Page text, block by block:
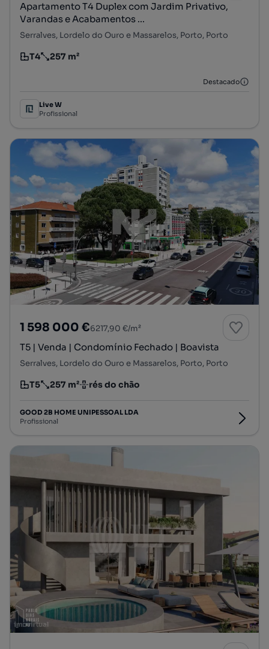
Apartamento T4 Duplex com Jardim Privativo,
Varandas e Acabamentos ...
Serralves, Lordelo do Ouro e Massarelos, Porto, Porto
Tipologia
T4
Preço por metro quadrado
257 m²
Destacado
Live W
Profissional
1 598 000 €6217,90 €/m²
T5 | Venda | Condomínio Fechado | Boavista
Serralves, Lordelo do Ouro e Massarelos, Porto, Porto
Tipologia
T5
Preço por metro quadrado
257 m²
Andar rés do chão
GOOD 2B HOME UNIPESSOAL LDA
Profissional